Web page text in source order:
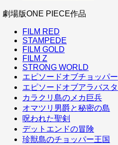
劇場版ONE PIECE作品
FILM RED
STAMPEDE
FILM GOLD
FILM Z
STRONG WORLD
エピソードオブチョッパー
エピソードオブアラバスタ
カラクリ島のメカ巨兵
オマツリ男爵と秘密の島
呪われた聖剣
デットエンドの冒険
珍獣島のチョッパー王国